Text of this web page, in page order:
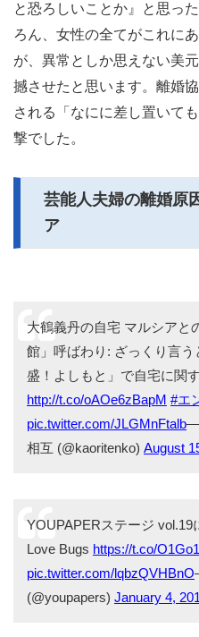
と恐ろしいことか』と思っ
ろん、女性の全てがこれに
が、異常としか思えない美
撼させたと思います。離婚
される「なにに差し置いて
撃でした。
芸能人夫婦の離婚原
ア
大鶴義丹の自宅 マルシアと
館」呼ばわり: ざっくり言
盛！よしもと」で自宅に関
http://t.co/oAOe6zBapM #エ
pic.twitter.com/JLGMnFtalb—
相互 (@kaoritenko) August
YOUPAPERステージ
Love Bugs https://t.co/
pic.twitter.com/lqbzQVHBnO
(@youpapers) January 4,